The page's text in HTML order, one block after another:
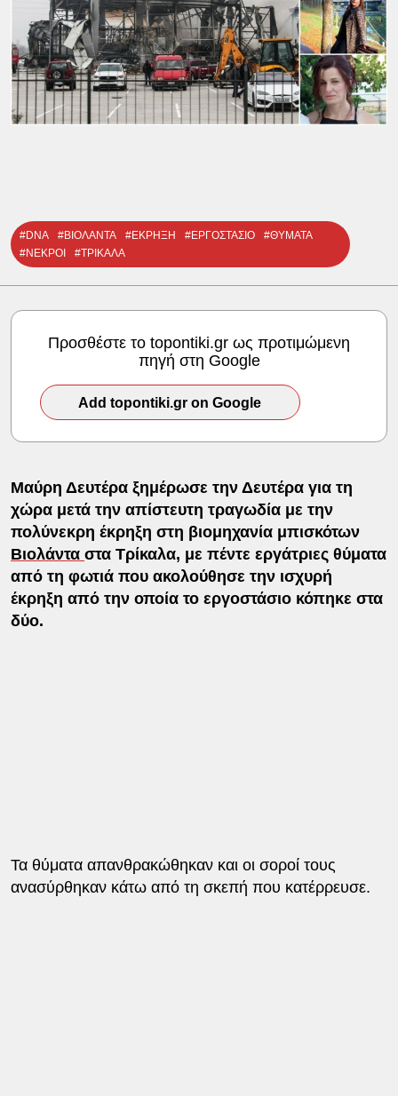
#DNA #ΒΙΟΛΑΝΤΑ #ΕΚΡΗΞΗ #ΕΡΓΟΣΤΑΣΙΟ
#ΘΥΜΑΤΑ
#ΝΕΚΡΟΙ
#ΤΡΙΚΑΛΑ
Προσθέστε το topontiki.gr ως προτιμώμενη
πηγή στη Google
Add topontiki.gr on Google
Μαύρη Δευτέρα ξημέρωσε την Δευτέρα για τη
χώρα μετά την απίστευτη τραγωδία με την
πολύνεκρη έκρηξη στη βιομηχανία μπισκότων
Βιολάντα στα Τρίκαλα, με πέντε εργάτριες θύματα
από τη φωτιά που ακολούθησε την ισχυρή
έκρηξη από την οποία το εργοστάσιο κόπηκε στα
δύο.
Τα θύματα απανθρακώθηκαν και οι σοροί τους
ανασύρθηκαν κάτω από τη σκεπή που κατέρρευσε.